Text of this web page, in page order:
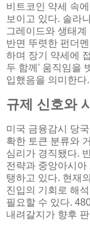
비트코인 약세 속
보이고 있다. 솔라
그레이드와 생태
반면 뚜렷한 펀더
하며 장기 약세에
두 함께' 움직임을
입했음을 의미한다.
규제 신호와
미국 금융감시 당
확한 토큰 분류와
심리가 경직됐다.
전략과 중앙아시아
탱하고 있다. 현재
진입의 기회로 해
필요할 수 있다.
내려갈지가 향후